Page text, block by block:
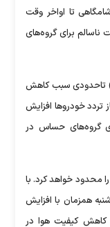
تا اواخر وقت
ناسالم برای گروه‌های
باد تا صبح فردا (۲۷ دی‌ماه) تاحدودی سبب کاهش
تردد خودروها افزایش
گروه‌های حساس در
محدود خواهد کرد. با
همزمان با افزایش
کاهش کیفیت هوا در